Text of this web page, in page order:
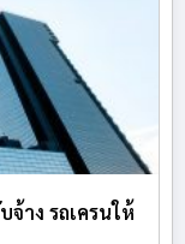
จ้าง รถเครนให้